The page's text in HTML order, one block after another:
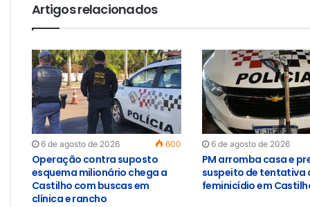
Artigos relacionados
6 de agosto de 2026 600
Operação contra suposto
esquema milionário chega a
Castilho com buscas em
clínica e rancho
6 de agosto de 2026
PM arromba casa e
suspeito de tentativa
feminicídio em